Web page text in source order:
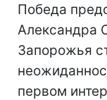
Победа
Александра
Запорожья
первом